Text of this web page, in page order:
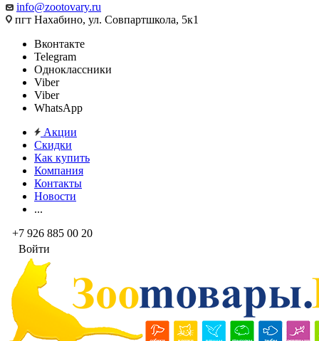
info@zootovary.ru
пгт Нахабино, ул. Совпартшкола, 5к1
Вконтакте
Telegram
Одноклассники
Viber
Viber
WhatsApp
Акции
Скидки
Как купить
Компания
Контакты
Новости
...
+7 926 885 00 20
Войти